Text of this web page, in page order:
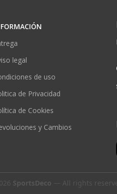
legal
de uso
de Privacidad
de Cookies
y Cambios
SportsDeco — All rights